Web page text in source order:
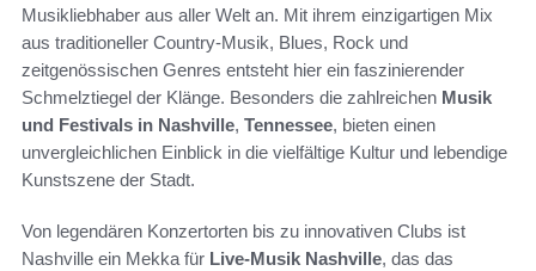
Musikliebhaber aus aller Welt an. Mit ihrem einzigartigen Mix
aus traditioneller Country-Musik, Blues, Rock und
zeitgenössischen Genres entsteht hier ein faszinierender
Schmelztiegel der Klänge. Besonders die zahlreichen Musik
und Festivals in Nashville, Tennessee, bieten einen
unvergleichlichen Einblick in die vielfältige Kultur und lebendige
Kunstszene der Stadt.
Von legendären Konzertorten bis zu innovativen Clubs ist
Nashville ein Mekka für Live-Musik Nashville, das das